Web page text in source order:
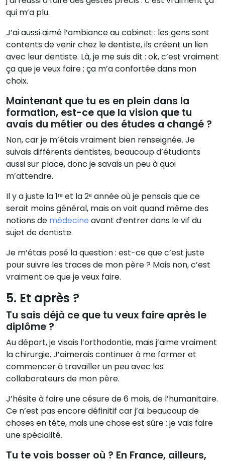
qui m’a plu.
J’ai aussi aimé l’ambiance au cabinet : les gens sont
contents de venir chez le dentiste, ils créent un lien
avec leur dentiste. Là, je me suis dit : ok, c’est vraiment
ça que je veux faire ; ça m’a confortée dans mon
choix.
Maintenant que tu es en plein dans la
formation, est-ce que la vision que tu
avais du métier ou des études a changé ?
Non, car je m’étais vraiment bien renseignée. Je
suivais différents dentistes, beaucoup d’étudiants
aussi sur place, donc je savais un peu à quoi
m’attendre.
Il y a juste la 1ʳᵉ et la 2ᵉ année où je pensais que ce
serait moins général, mais on voit quand même des
notions de médecine avant d’entrer dans le vif du
sujet de dentiste.
Je m’étais posé la question : est-ce que c’est juste
pour suivre les traces de mon père ? Mais non, c’est
vraiment ce que je veux faire.
5. Et après ?
Tu sais déjà ce que tu veux faire après le
diplôme ?
Au départ, je visais l’orthodontie, mais j’aime vraiment
la chirurgie. J’aimerais continuer à me former et
commencer à travailler un peu avec les
collaborateurs de mon père.
J’hésite à faire une césure de 6 mois, de l’humanitaire.
Ce n’est pas encore définitif car j’ai beaucoup de
choses en tête, mais une chose est sûre : je vais faire
une spécialité.
Tu te vois bosser où ? En France, ailleurs,